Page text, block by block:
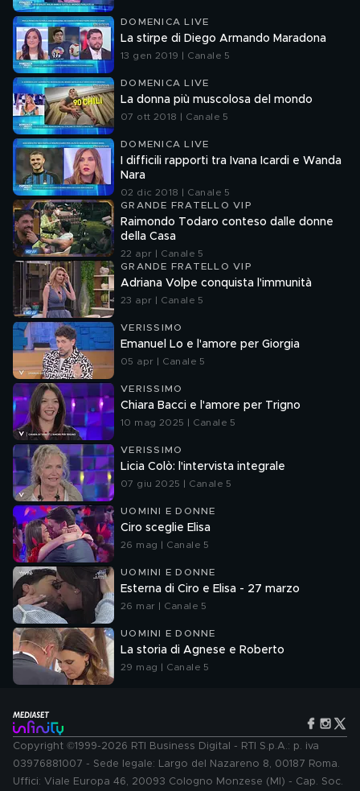
DOMENICA LIVE
La stirpe di Diego Armando Maradona
13 gen 2019 | Canale 5
DOMENICA LIVE
La donna più muscolosa del mondo
07 ott 2018 | Canale 5
DOMENICA LIVE
I difficili rapporti tra Ivana Icardi e Wanda
Nara
02 dic 2018 | Canale 5
GRANDE FRATELLO VIP
Raimondo Todaro conteso dalle donne
della Casa
22 apr | Canale 5
GRANDE FRATELLO VIP
Adriana Volpe conquista l'immunità
23 apr | Canale 5
VERISSIMO
Emanuel Lo e l'amore per Giorgia
05 apr | Canale 5
VERISSIMO
Chiara Bacci e l'amore per Trigno
10 mag 2025 | Canale 5
VERISSIMO
Licia Colò: l'intervista integrale
07 giu 2025 | Canale 5
UOMINI E DONNE
Ciro sceglie Elisa
26 mag | Canale 5
UOMINI E DONNE
Esterna di Ciro e Elisa - 27 marzo
26 mar | Canale 5
UOMINI E DONNE
La storia di Agnese e Roberto
29 mag | Canale 5
Copyright ©1999-2026 RTI Business Digital - RTI S.p.A.: p. iva
03976881007 - Sede legale: Largo del Nazareno 8, 00187 Roma.
Uffici: Viale Europa 46, 20093 Cologno Monzese (MI) - Cap. Soc.